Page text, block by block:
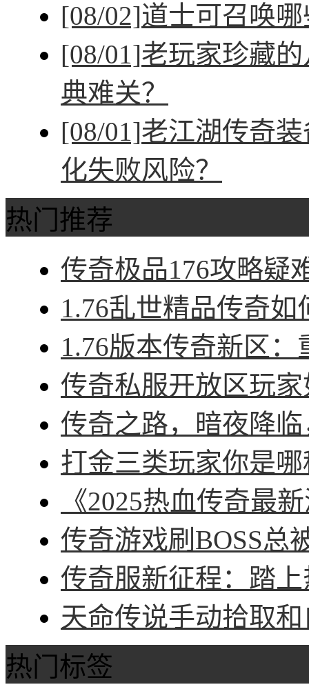
[08/02]道士可召唤
[08/01]老玩家珍藏
典难关？
[08/01]老江湖传奇
化失败风险？
热门推荐
传奇极品176攻略疑
1.76乱世精品传奇
1.76版本传奇新区
传奇私服开放区玩
传奇之路，暗夜降
打金三类玩家你是
《2025热血传奇最
传奇游戏刷BOSS总
传奇服新征程：踏
天命传说手动拾取
热门标签